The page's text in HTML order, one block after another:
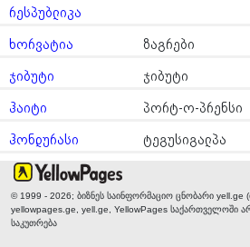
რესპუბლიკა
ხორვატია ზაგრები
ჯიბუტი
ჯიბუტი
ჰაიტი
პორტ-ო-პრენსი
ჰონდურასი
ტეგუსიგალპა
© 1999 - 2026; ბიზნეს საინფორმაციო ცნობარი yell.ge
yellowpages.ge, yell.ge, YellowPages საქართველოში
საკუთრება